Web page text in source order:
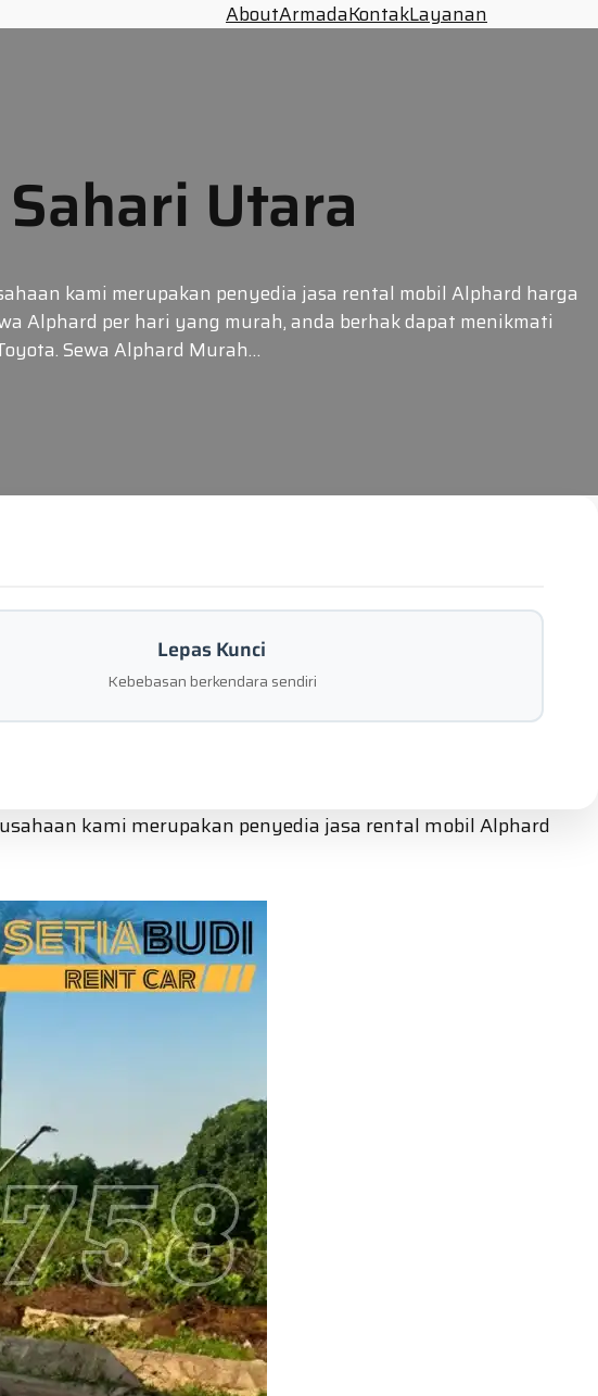
AboutArmadaKontakLayanan
Utara
kami merupakan penyedia jasa rental mobil Alphard harga
Alphard per hari yang murah, anda berhak dapat menikmati
Sewa Alphard Murah…
Lepas Kunci
Kebebasan berkendara sendiri
kami merupakan penyedia jasa rental mobil Alphard